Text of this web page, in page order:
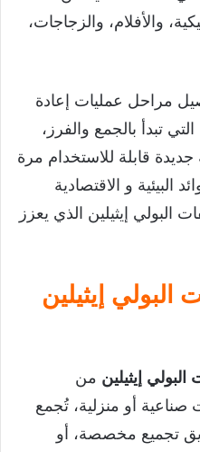
والأفلام، والزجاجات،
مراحل عمليات إعادة
التي تبدأ بالجمع والفرز،
جديدة قابلة للاستخدام مرة
البيئية و الاقتصادية
البولي إيثيلين الذي يعزز
إيثيلين
إيثيلين من
صناعية أو منزلية، تُجمع
تجميع مخصصة، أو